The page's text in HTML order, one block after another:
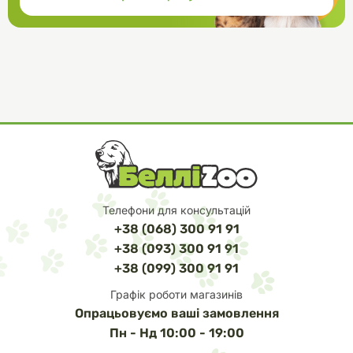
Рекомендації для згодовування:
перебування тварини. Дата виготовлення, дата «вжити до»,
номер партії, номер реєстраційного посвідчення вказані на
звороті упаковки.
Телефони для консультацій
+38 (068) 300 91 91
+38 (093) 300 91 91
+38 (099) 300 91 91
Графік роботи магазинів
Опрацьовуємо ваші замовлення
Пн - Нд 10:00 - 19:00